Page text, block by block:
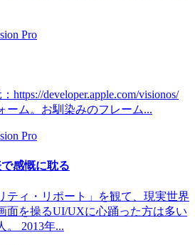
Pro
https://developer.apple.com/visionos/
ーム。お馴染みのフレーム...
Pro
感慨に耽る
ティ・リポート」を観て、現実世界
面を操るUI/UXに心踊った方は多い
。 2013年...